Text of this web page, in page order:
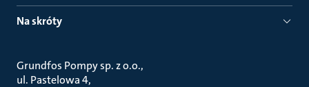
Na skróty
Grundfos Pompy sp. z o.o.
ul. Pastelowa 4